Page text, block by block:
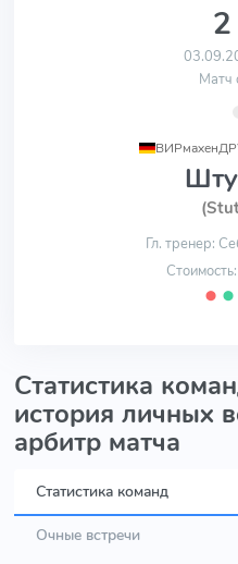
Матч
Гл. тренер:
⬤ ⬤
Статистика
история личных
арбитр матча
Статистика команд
Очные встречи